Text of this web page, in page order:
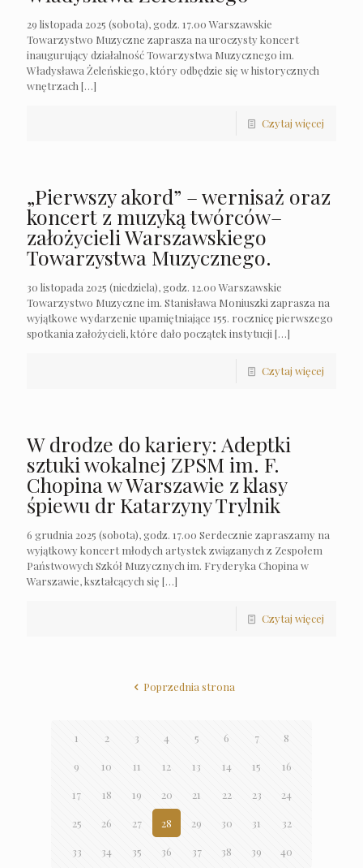
29 listopada 2025 (sobota), godz. 17.00 Warszawskie
Towarzystwo Muzyczne zaprasza na uroczysty koncert
inaugurujący działalność Towarzystwa Muzycznego im.
Władysława Żeleńskiego, który odbędzie się w historycznych
wnętrzach […]
Czytaj więcej
„Pierwszy akord” – wernisaż oraz
koncert z muzyką twórców–
założycieli Warszawskiego
Towarzystwa Muzycznego.
30 listopada 2025 (niedziela), godz. 12.00 Warszawskie
Towarzystwo Muzyczne im. Stanisława Moniuszki zaprasza na
wyjątkowe wydarzenie upamiętniające 155. rocznicę pierwszego
spotkania założycieli, które dało początek instytucji […]
Czytaj więcej
W drodze do kariery: Adeptki
sztuki wokalnej ZPSM im. F.
Chopina w Warszawie z klasy
śpiewu dr Katarzyny Trylnik
6 grudnia 2025 (sobota), godz. 17.00 Serdecznie zapraszamy na
wyjątkowy koncert młodych artystek związanych z Zespołem
Państwowych Szkół Muzycznych im. Fryderyka Chopina w
Warszawie, kształcących się […]
Czytaj więcej
Poprzednia strona
1 2 3 4 5 6 7 8
9 10 11 12 13 14 15 16
17 18 19 20 21 22 23 24
25 26 27 28 29 30 31 32
33 34 35 36 37 38 39 40